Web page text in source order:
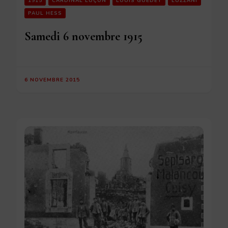
PAUL HESS
Samedi 6 novembre 1915
6 NOVEMBRE 2015